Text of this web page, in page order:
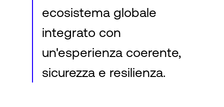
ecosistema globale
integrato con
un'esperienza coerente,
sicurezza e resilienza.